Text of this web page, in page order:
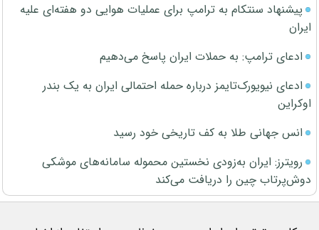
پیشنهاد سنتکام به ترامپ برای عملیات هوایی دو هفته‌ای علیه
ایران
ادعای ترامپ: به حملات ایران پاسخ می‌دهیم
ادعای نیویورک‌تایمز درباره حمله احتمالی ایران به یک بندر
اوکراین
انس جهانی طلا به کف تاریخی خود رسید
رویترز: ایران به‌زودی نخستین محموله سامانه‌های موشکی
دوش‌پرتاب چین را دریافت می‌کند